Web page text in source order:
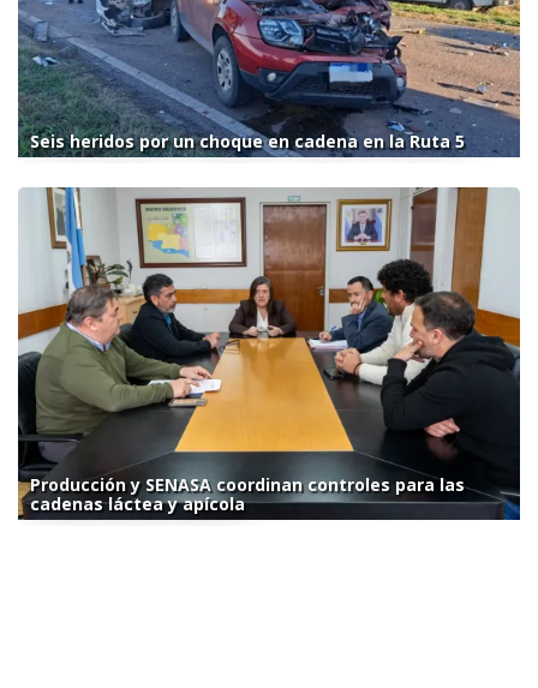
Seis heridos por un choque en cadena en la Ruta 5
Producción y SENASA coordinan controles para las
cadenas láctea y apícola